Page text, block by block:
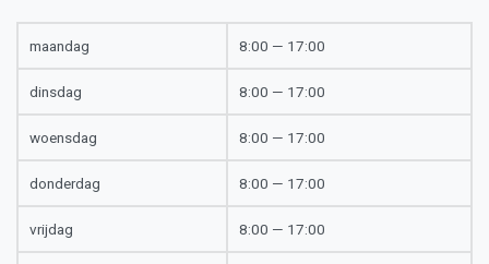
maandag 8:00 — 17:00
dinsdag 8:00 — 17:00
woensdag 8:00 — 17:00
donderdag 8:00 — 17:00
vrijdag 8:00 — 17:00